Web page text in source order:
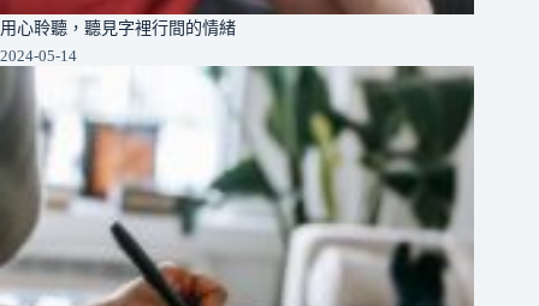
用心聆聽，聽見字裡行間的情緒
2024-05-14